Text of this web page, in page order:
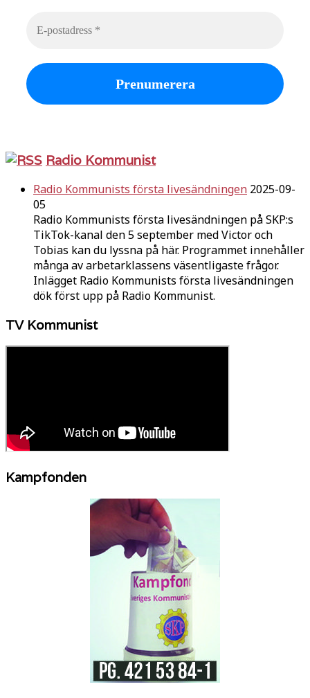
Radio Kommunist
Radio Kommunists första livesändningen 2025-09-
05
Radio Kommunists första livesändningen på SKP:s
TikTok-kanal den 5 september med Victor och
Tobias kan du lyssna på här. Programmet innehåller
många av arbetarklassens väsentligaste frågor.
Inlägget Radio Kommunists första livesändningen
dök först upp på Radio Kommunist.
TV Kommunist
Kampfonden